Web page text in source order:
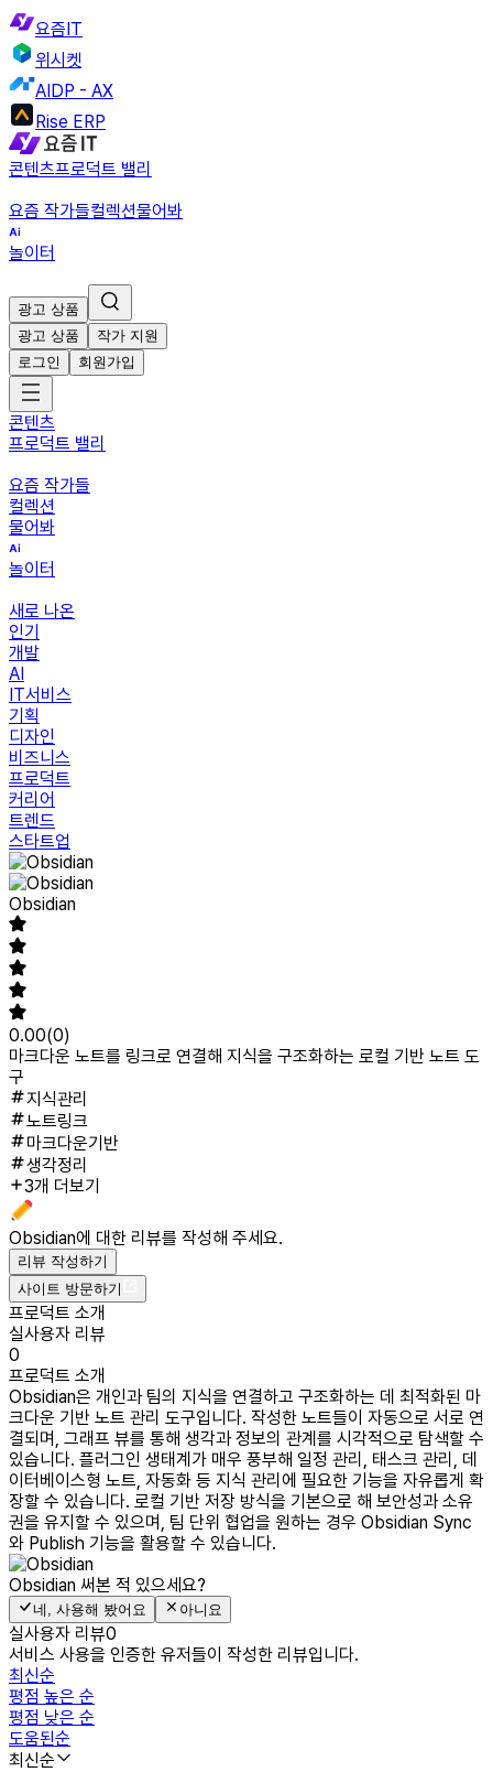
요즘IT
위시켓
AIDP - AX
Rise ERP
콘텐츠프로덕트 밸리
요즘 작가들컬렉션물어봐
놀이터
광고 상품
광고 상품
작가 지원
로그인
회원가입
콘텐츠
프로덕트 밸리
요즘 작가들
컬렉션
물어봐
놀이터
새로 나온
인기
개발
AI
IT서비스
기획
디자인
비즈니스
프로덕트
커리어
트렌드
스타트업
Obsidian
0.00(0)
마크다운 노트를 링크로 연결해 지식을 구조화하는 로컬 기반 노트 도
구
지식관리
노트링크
마크다운기반
생각정리
3개 더보기
Obsidian에 대한 리뷰를 작성해 주세요.
리뷰 작성하기
사이트 방문하기
프로덕트 소개
실사용자 리뷰
0
프로덕트 소개
Obsidian은 개인과 팀의 지식을 연결하고 구조화하는 데 최적화된 마
크다운 기반 노트 관리 도구입니다. 작성한 노트들이 자동으로 서로 연
결되며, 그래프 뷰를 통해 생각과 정보의 관계를 시각적으로 탐색할 수
있습니다. 플러그인 생태계가 매우 풍부해 일정 관리, 태스크 관리, 데
이터베이스형 노트, 자동화 등 지식 관리에 필요한 기능을 자유롭게 확
장할 수 있습니다. 로컬 기반 저장 방식을 기본으로 해 보안성과 소유
권을 유지할 수 있으며, 팀 단위 협업을 원하는 경우 Obsidian Sync
와 Publish 기능을 활용할 수 있습니다.
Obsidian 써본 적 있으세요?
네, 사용해 봤어요 아니요
실사용자 리뷰0
서비스 사용을 인증한 유저들이 작성한 리뷰입니다.
최신순
평점 높은 순
평점 낮은 순
도움된순
최신순